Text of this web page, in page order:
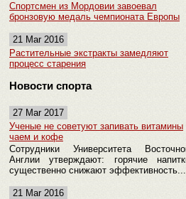
Спортсмен из Мордовии завоевал
бронзовую медаль чемпионата Европы
21 Mar 2016
Растительные экстракты замедляют
процесс старения
Новости спорта
27 Mar 2017
Ученые не советуют запивать витамины
чаем и кофе
Сотрудники Университета
Англии утверждают: горячие
существенно снижают эффективность...
21 Mar 2016